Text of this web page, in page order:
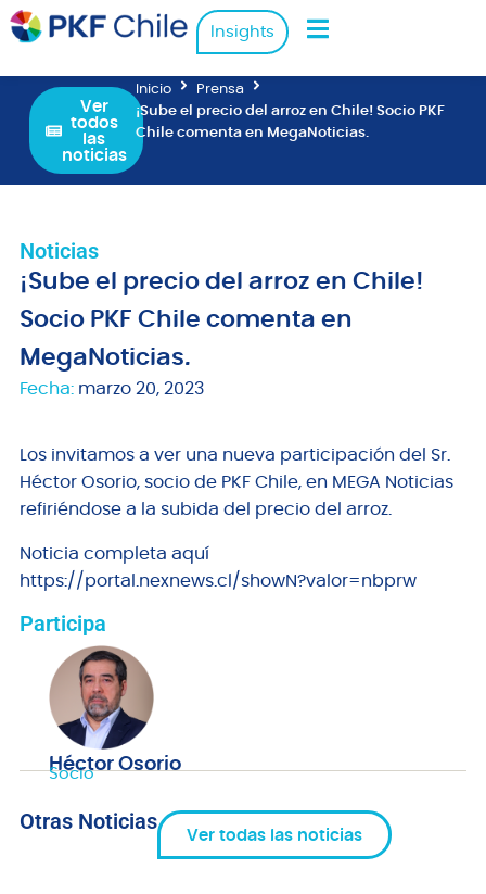
Insights
Ver
todos
las
noticias
Inicio
Prensa
¡Sube el precio del arroz en Chile! Socio PKF
Chile comenta en MegaNoticias.
Noticias
¡Sube el precio del arroz en Chile!
Socio PKF Chile comenta en
MegaNoticias.
Fecha: marzo 20, 2023
Los invitamos a ver una nueva participación del Sr.
Héctor Osorio, socio de PKF Chile, en MEGA Noticias
refiriéndose a la subida del precio del arroz.
Noticia completa aquí
https://portal.nexnews.cl/showN?valor=nbprw
Participa
Héctor Osorio
Socio
Otras Noticias
Ver todas las noticias